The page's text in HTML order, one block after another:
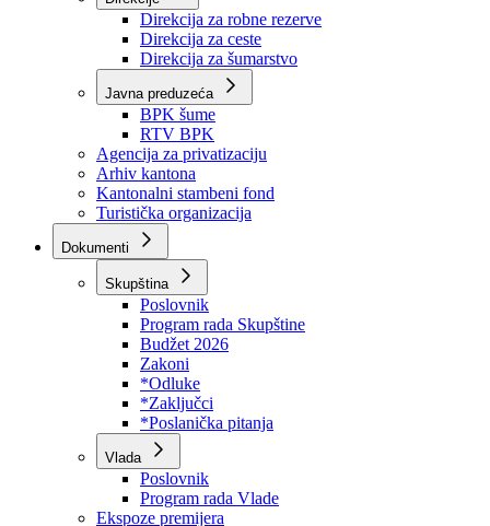
Kantonalna uprava civilne zaštite
Direkcije
Direkcija za robne rezerve
Direkcija za ceste
Direkcija za šumarstvo
Javna preduzeća
BPK šume
RTV BPK
Agencija za privatizaciju
Arhiv kantona
Kantonalni stambeni fond
Turistička organizacija
Dokumenti
Skupština
Poslovnik
Program rada Skupštine
Budžet 2026
Zakoni
*Odluke
*Zaključci
*Poslanička pitanja
Vlada